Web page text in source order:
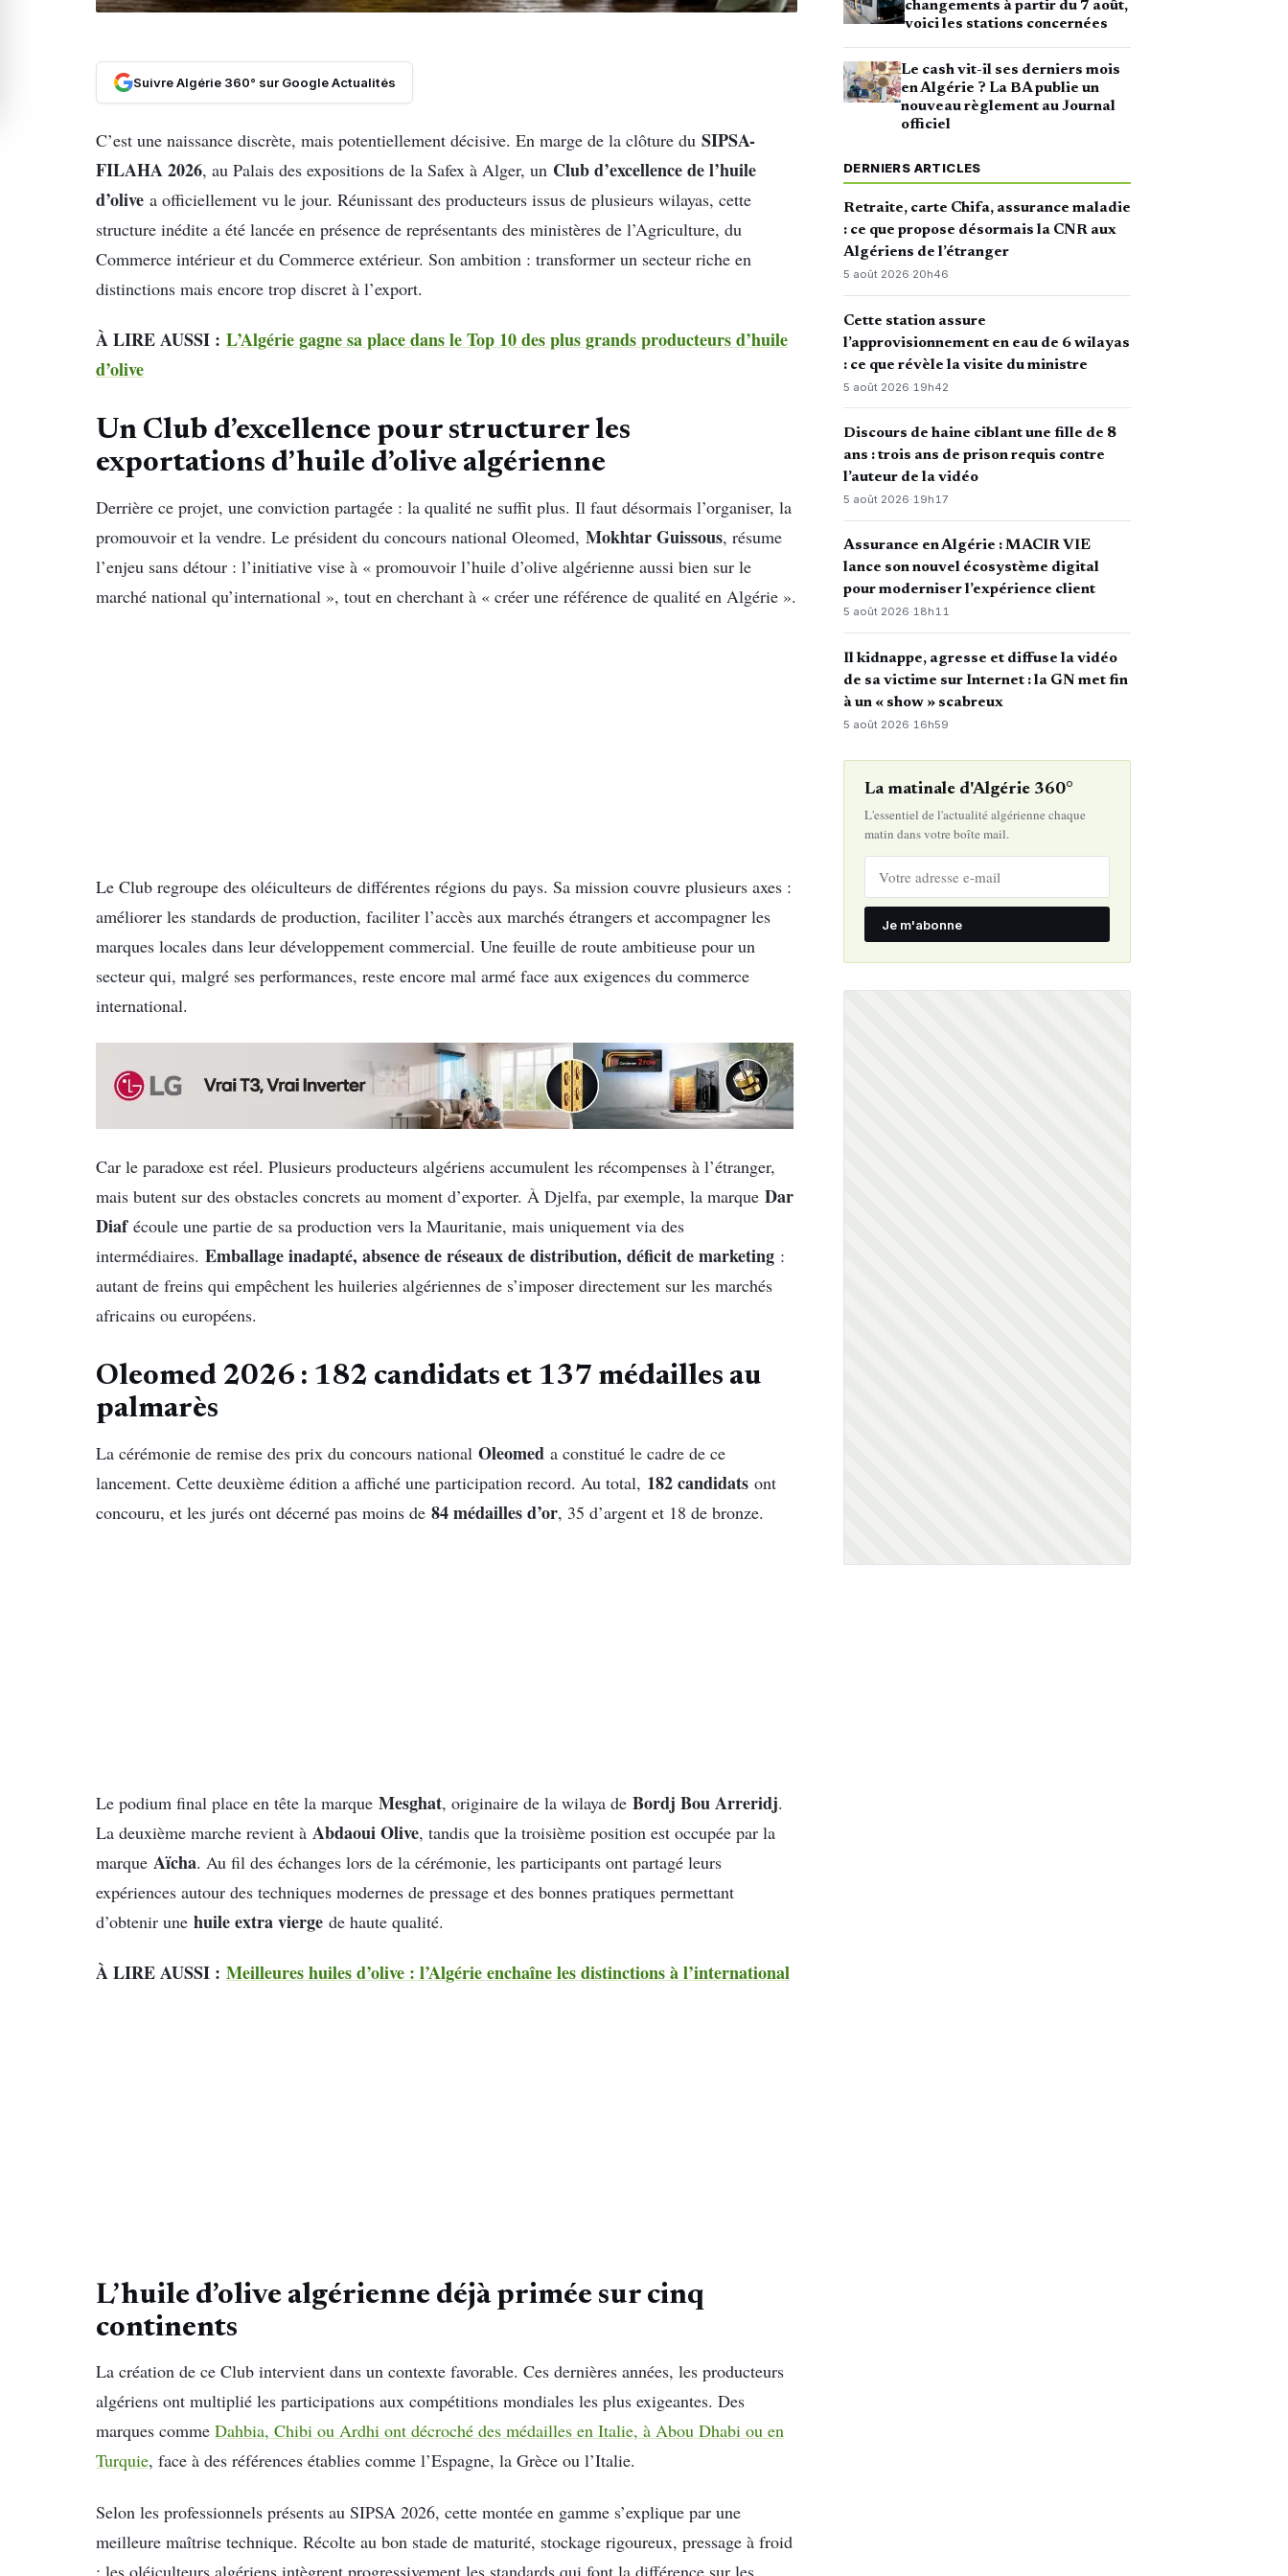
Suivre Algérie 360° sur Google Actualités
C’est une naissance discrète, mais potentiellement décisive. En marge de la clôture du SIPSA-
FILAHA 2026, au Palais des expositions de la Safex à Alger, un Club d’excellence de l’huile
d’olive a officiellement vu le jour. Réunissant des producteurs issus de plusieurs wilayas, cette
structure inédite a été lancée en présence de représentants des ministères de l’Agriculture, du
Commerce intérieur et du Commerce extérieur. Son ambition : transformer un secteur riche en
distinctions mais encore trop discret à l’export.
À LIRE AUSSI : L’Algérie gagne sa place dans le Top 10 des plus grands producteurs d’huile
d’olive
Un Club d’excellence pour structurer les
exportations d’huile d’olive algérienne
Derrière ce projet, une conviction partagée : la qualité ne suffit plus. Il faut désormais l’organiser, la
promouvoir et la vendre. Le président du concours national Oleomed, Mokhtar Guissous, résume
l’enjeu sans détour : l’initiative vise à « promouvoir l’huile d’olive algérienne aussi bien sur le
marché national qu’international », tout en cherchant à « créer une référence de qualité en Algérie ».
Le Club regroupe des oléiculteurs de différentes régions du pays. Sa mission couvre plusieurs axes :
améliorer les standards de production, faciliter l’accès aux marchés étrangers et accompagner les
marques locales dans leur développement commercial. Une feuille de route ambitieuse pour un
secteur qui, malgré ses performances, reste encore mal armé face aux exigences du commerce
international.
Car le paradoxe est réel. Plusieurs producteurs algériens accumulent les récompenses à l’étranger,
mais butent sur des obstacles concrets au moment d’exporter. À Djelfa, par exemple, la marque Dar
Diafécoule une partie de sa production vers la Mauritanie, mais uniquement via des
intermédiaires. Emballage inadapté, absence de réseaux de distribution, déficit de marketing :
autant de freins qui empêchent les huileries algériennes de s’imposer directement sur les marchés
africains ou européens.
Oleomed 2026 : 182 candidats et 137 médailles au
palmarès
La cérémonie de remise des prix du concours national Oleomed a constitué le cadre de ce
lancement. Cette deuxième édition a affiché une participation record. Au total, 182 candidats ont
concouru, et les jurés ont décerné pas moins de 84 médailles d’or, 35 d’argent et 18 de bronze.
Le podium final place en tête la marque Mesghat, originaire de la wilaya de Bordj Bou Arreridj.
La deuxième marche revient à Abdaoui Olive, tandis que la troisième position est occupée par la
marque Aïcha. Au fil des échanges lors de la cérémonie, les participants ont partagé leurs
expériences autour des techniques modernes de pressage et des bonnes pratiques permettant
d’obtenir une huile extra vierge de haute qualité.
À LIRE AUSSI : Meilleures huiles d’olive : l’Algérie enchaîne les distinctions à l’international
L’huile d’olive algérienne déjà primée sur cinq
continents
La création de ce Club intervient dans un contexte favorable. Ces dernières années, les producteurs
algériens ont multiplié les participations aux compétitions mondiales les plus exigeantes. Des
marques comme Dahbia, Chibi ou Ardhi ont décroché des médailles en Italie, à Abou Dhabi ou en
Turquie, face à des références établies comme l’Espagne, la Grèce ou l’Italie.
Selon les professionnels présents au SIPSA 2026, cette montée en gamme s’explique par une
meilleure maîtrise technique. Récolte au bon stade de maturité, stockage rigoureux, pressage à froid
: les oléiculteurs algériens intègrent progressivement les standards qui font la différence sur les
changements à partir du 7 août,
voici les stations concernées
Le cash vit-il ses derniers mois
en Algérie ? La BA publie un
nouveau règlement au Journal
officiel
DERNIERS ARTICLES
Retraite, carte Chifa, assurance maladie
: ce que propose désormais la CNR aux
Algériens de l’étranger
5 août 2026·20h46
Cette station assure
l’approvisionnement en eau de 6 wilayas
: ce que révèle la visite du ministre
5 août 2026· 19h42
Discours de haine ciblant une fille de 8
ans : trois ans de prison requis contre
l’auteur de la vidéo
5 août 2026·19h17
Assurance en Algérie : MACIR VIE
lance son nouvel écosystème digital
pour moderniser l’expérience client
5 août 2026·18h11
Il kidnappe, agresse et diffuse la vidéo
de sa victime sur Internet : la GN met fin
à un « show » scabreux
5 août 2026· 16h59
La matinale d'Algérie 360°
L'essentiel de l'actualité algérienne chaque
matin dans votre boîte mail.
Je m'abonne